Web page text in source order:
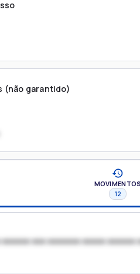
(não garantido)
MOVIMENTOS
12
xxx xxxxxxx xxxxx xxxxxx